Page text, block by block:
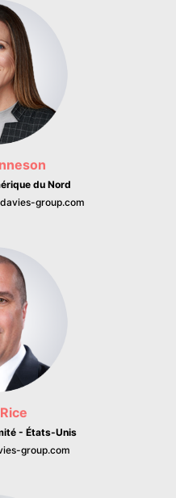
du Nord
group.com
- États-Unis
group.com